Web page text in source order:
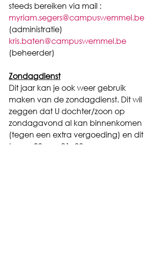
steeds bereiken via mail :
myriam.segers@campuswemmel.be
(administratie)
kris.baten@campuswemmel.be
(beheerder)
Zondagdienst
Dit jaar kan je ook weer gebruik
maken van de zondagdienst. Dit wil
zeggen dat U dochter/zoon op
zondagavond al kan binnenkomen
(tegen een extra vergoeding) en dit
tussen 20u en 21u30.